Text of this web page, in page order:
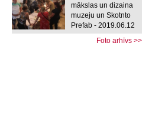
mākslas un dizaina
muzeju un Skotnto
Prefab - 2019.06.12
Foto arhīvs >>